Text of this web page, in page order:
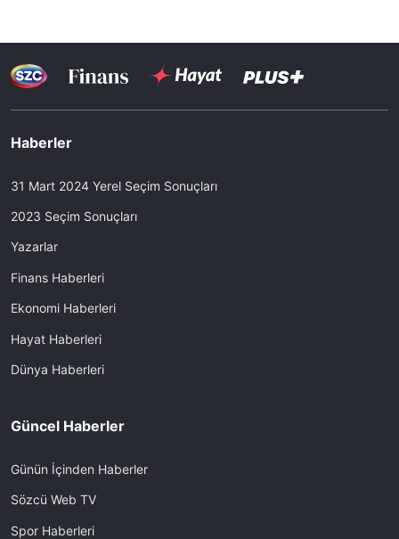
Haberler
31 Mart 2024 Yerel Seçim Sonuçları
2023 Seçim Sonuçları
Yazarlar
Finans Haberleri
Ekonomi Haberleri
Hayat Haberleri
Dünya Haberleri
Güncel Haberler
Günün İçinden Haberler
Sözcü Web TV
Spor Haberleri